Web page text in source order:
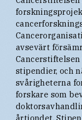
avsevärt
stipendier, och
svårigheterna
forskare som
årtiondet.